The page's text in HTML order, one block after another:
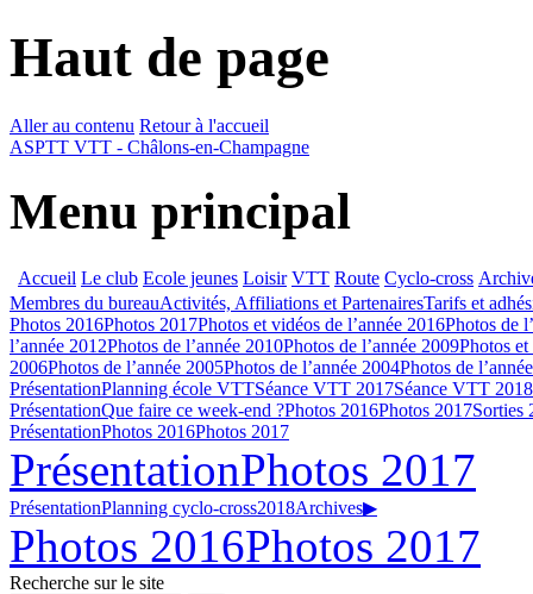
Haut de page
Aller au contenu Retour à l'accueil
ASPTT VTT - Châlons-en-Champagne
Menu principal
Accueil Le club Ecole jeunes Loisir VTT Route Cyclo-cross
Membres du bureauActivités, Affiliations et PartenairesTarifs et
Photos 2016Photos 2017Photos et vidéos de l’année 2016Photos de
l’année 2012Photos de l’année 2010Photos de l’année 2009Photos et
2006Photos de l’année 2005Photos de l’année 2004Photos de
PrésentationPlanning école VTTSéance VTT 2017Séance VTT 2018
PrésentationQue faire ce week-end ?Photos 2016Photos 2017Sorties
PrésentationPhotos 2016Photos 2017
PrésentationPhotos 2017
PrésentationPlanning cyclo-cross2018Archives▶
Photos 2016Photos 2017
Recherche sur le site